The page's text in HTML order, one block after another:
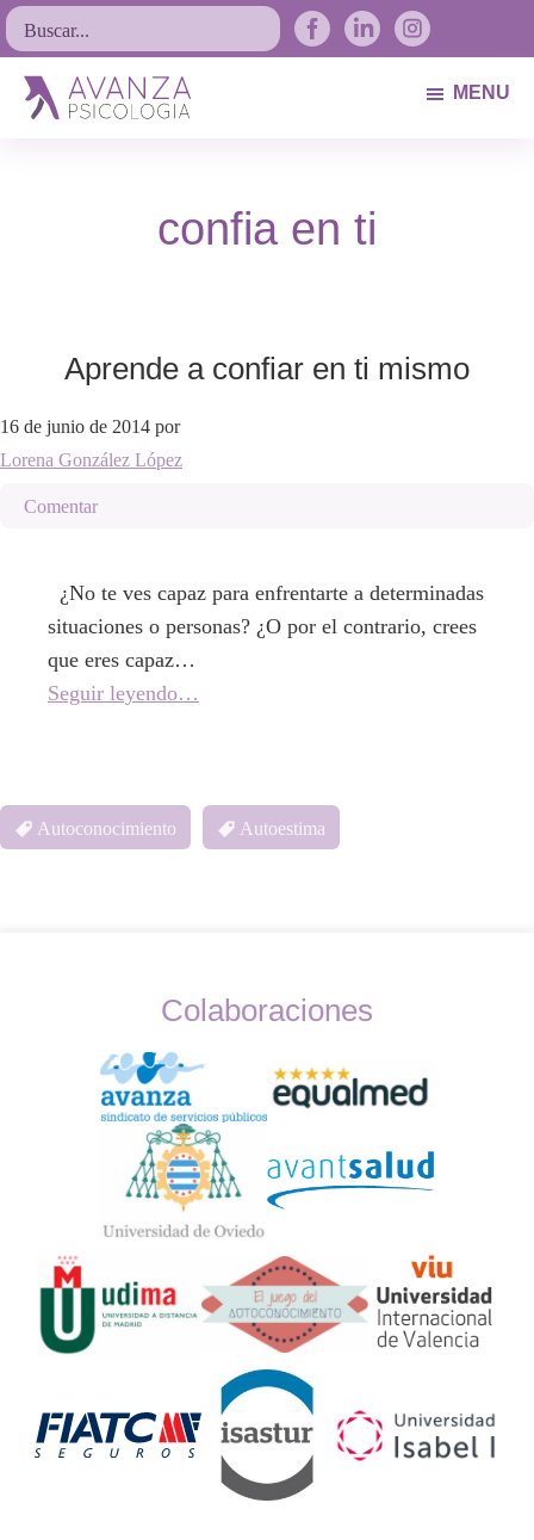
Saltar
a
navegación
Saltar
al
contenido
principal
Saltar
al
pie
Buscar...
MENU
confia en ti
Aprende a confiar en ti mismo
16 de junio de 2014 por
Lorena González López
Comentar
¿No te ves capaz para enfrentarte a determinadas
situaciones o personas? ¿O por el contrario, crees
que eres capaz…
Seguir leyendo…
Autoconocimiento Autoestima
Widget
Logos
Colaboraciones